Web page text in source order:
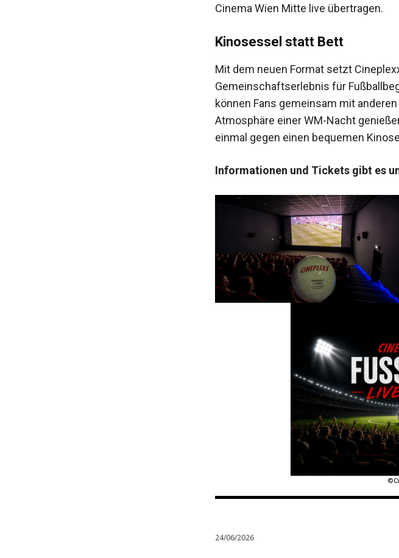
Cinema Wien Mitte live übertragen.
Kinosessel statt Bett
Mit dem neuen Format setzt
Gemeinschaftserlebnis für
können Fans gemeinsam mit
Atmosphäre einer WM-Nacht
einmal gegen einen bequemen
Informationen und Tickets gibt es
24/06/2026